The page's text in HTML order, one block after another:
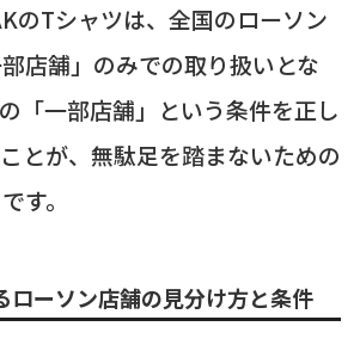
のTシャツは、全国のローソン
店舗」のみでの取り扱いとな
「一部店舗」という条件を正し
とが、無駄足を踏まないための
す。
ローソン店舗の見分け方と条件